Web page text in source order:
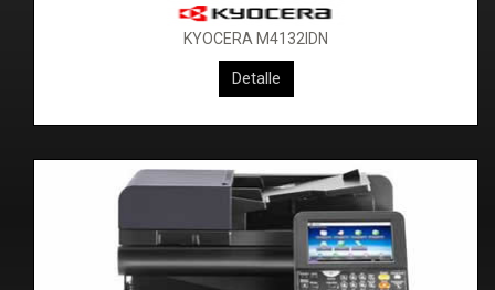
KYOCERA M4132IDN
Detalle
KYOCERA Taskalfa 306CI